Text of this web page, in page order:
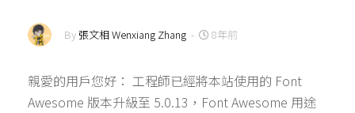
By張文相 Wenxiang Zhang - 8年前
親愛的用戶您好： 工程師已經將本站使用的 Font
Awesome 版本升級至 5.0.13，Font Awesome 用途